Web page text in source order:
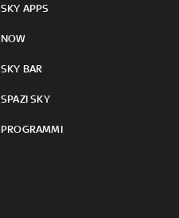
SKY APPS
NOW
SKY BAR
SPAZI SKY
PROGRAMMI